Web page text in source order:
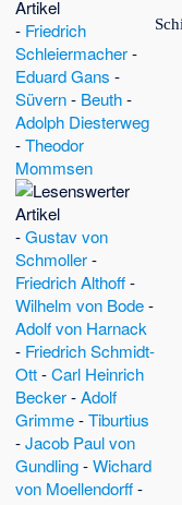
- Friedrich
Schleiermacher-
Eduard Gans -
Süvern- Beuth-
Adolph Diesterweg
-Theodor
Mommsen
-Gustav von
Schmoller-
Friedrich Althoff-
Wilhelm von Bode-
Adolf von Harnack
- Friedrich Schmidt-
Ott-Carl Heinrich
Becker-Adolf
Grimme-Tiburtius
-Jacob Paul von
Gundling-Wichard
von Moellendorff-